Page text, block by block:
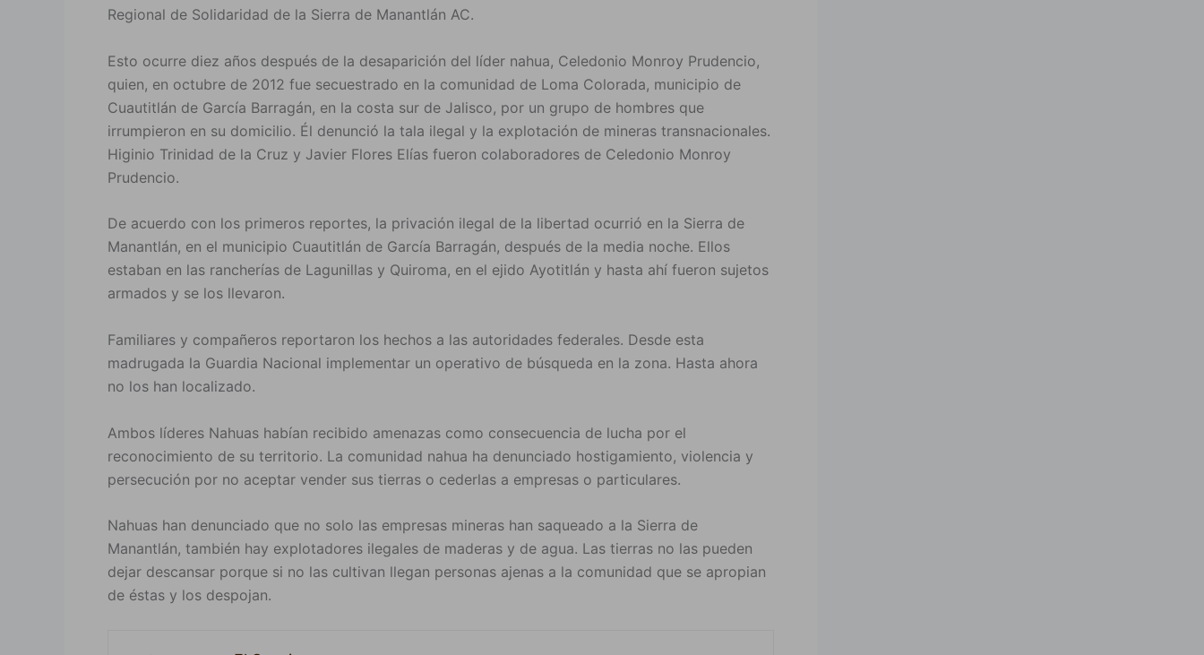
Regional de Solidaridad de la Sierra de Manantlán AC.
Esto ocurre diez años después de la desaparición del líder nahua, Celedonio Monroy Prudencio,
quien, en octubre de 2012 fue secuestrado en la comunidad de Loma Colorada, municipio de
Cuautitlán de García Barragán, en la costa sur de Jalisco, por un grupo de hombres que
irrumpieron en su domicilio. Él denunció la tala ilegal y la explotación de mineras transnacionales.
Higinio Trinidad de la Cruz y Javier Flores Elías fueron colaboradores de Celedonio Monroy
Prudencio.
De acuerdo con los primeros reportes, la privación ilegal de la libertad ocurrió en la Sierra de
Manantlán, en el municipio Cuautitlán de García Barragán, después de la media noche. Ellos
estaban en las rancherías de Lagunillas y Quiroma, en el ejido Ayotitlán y hasta ahí fueron sujetos
armados y se los llevaron.
Familiares y compañeros reportaron los hechos a las autoridades federales. Desde esta
madrugada la Guardia Nacional implementar un operativo de búsqueda en la zona. Hasta ahora
no los han localizado.
Ambos líderes Nahuas habían recibido amenazas como consecuencia de lucha por el
reconocimiento de su territorio. La comunidad nahua ha denunciado hostigamiento, violencia y
persecución por no aceptar vender sus tierras o cederlas a empresas o particulares.
Nahuas han denunciado que no solo las empresas mineras han saqueado a la Sierra de
Manantlán, también hay explotadores ilegales de maderas y de agua. Las tierras no las pueden
dejar descansar porque si no las cultivan llegan personas ajenas a la comunidad que se apropian
de éstas y los despojan.